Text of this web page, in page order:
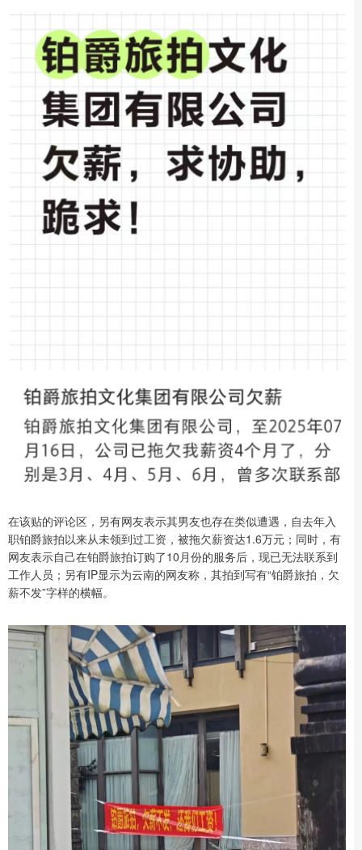
在该贴的评论区，另有网友表示其男友也存在类似遭遇，自去年入
职铂爵旅拍以来从未领到过工资，被拖欠薪资达1.6万元；同时，有
网友表示自己在铂爵旅拍订购了10月份的服务后，现已无法联系到
工作人员；另有IP显示为云南的网友称，其拍到写有“铂爵旅拍，欠
薪不发”字样的横幅。